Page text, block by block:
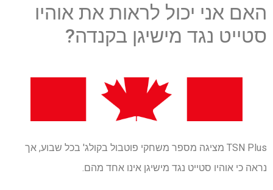
האם אני יכול לראות את אוהיו
סטייט נגד מישיגן בקנדה?
TSN Plus מציגה מספר משחקי פוטבול בקולג' בכל שבוע, אך
נראה כי אוהיו סטייט נגד מישיגן אינו אחד מהם.